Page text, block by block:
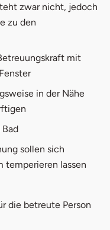
zwar nicht, jedoch
zu den
mit
in der Nähe
sollen sich
temperieren lassen
die betreute Person